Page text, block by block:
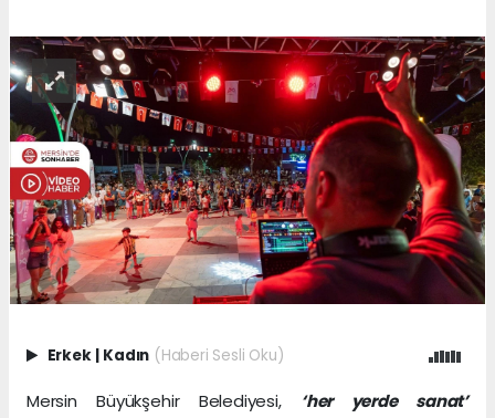
Erkek | Kadın (Haberi Sesli Oku)
Mersin Büyükşehir Belediyesi, ‘her yerde sanat’